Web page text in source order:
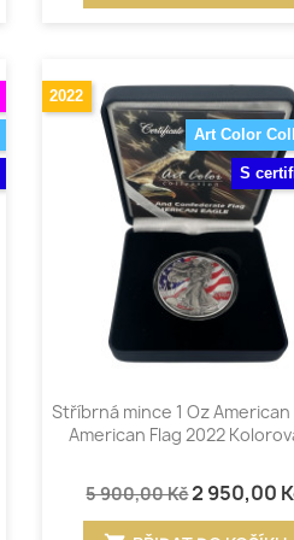
Art Color
2022
S
Rychlý náhled
Stříbrná mince 1 Oz American
American Flag 2022
5 900,00 Kč2 950,00